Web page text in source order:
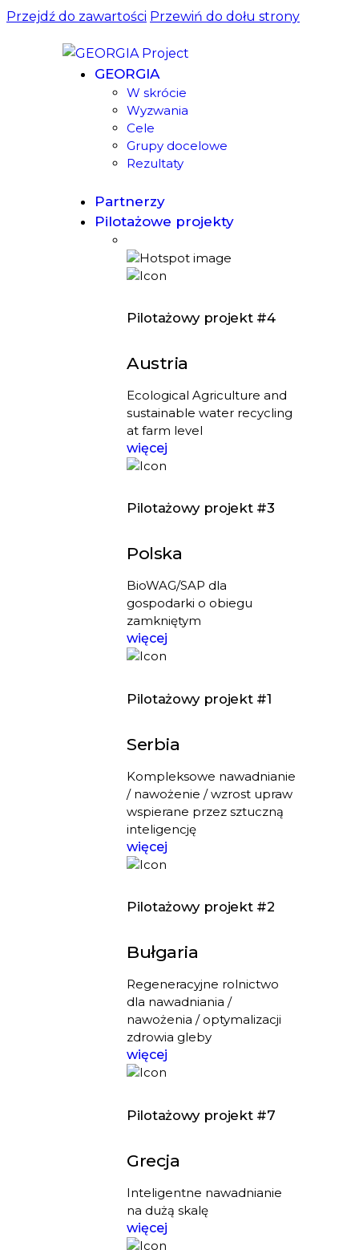
Przejdź do zawartości Przewiń do dołu strony
GEORGIA
W skrócie
Wyzwania
Cele
Grupy docelowe
Rezultaty
Partnerzy
Pilotażowe projekty
Pilotażowy projekt #4
Austria
Ecological Agriculture and
sustainable water recycling
at farm level
więcej
Pilotażowy projekt #3
Polska
BioWAG/SAP dla
gospodarki o obiegu
zamkniętym
więcej
Pilotażowy projekt #1
Serbia
Kompleksowe nawadnianie
/ nawożenie / wzrost upraw
wspierane przez sztuczną
inteligencję
więcej
Pilotażowy projekt #2
Bułgaria
Regeneracyjne rolnictwo
dla nawadniania /
nawożenia / optymalizacji
zdrowia gleby
więcej
Pilotażowy projekt #7
Grecja
Inteligentne nawadnianie
na dużą skalę
więcej